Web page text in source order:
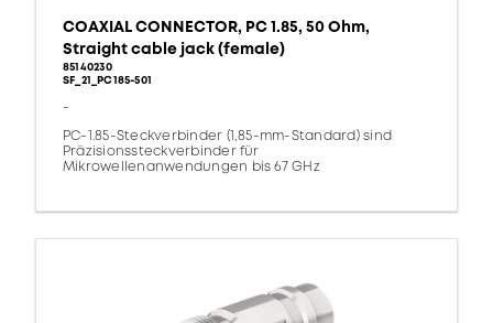
COAXIAL CONNECTOR, PC 1.85, 50 Ohm,
Straight cable jack (female)
85140230
SF_21_PC185-501
-
PC-1.85-Steckverbinder (1,85-mm-Standard) sind
Präzisionssteckverbinder für
Mikrowellenanwendungen bis 67 GHz